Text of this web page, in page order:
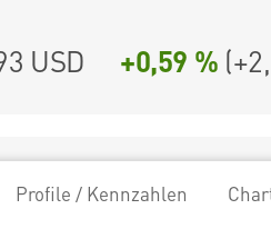
USD +0,59 % (
Profile / Kennzahlen